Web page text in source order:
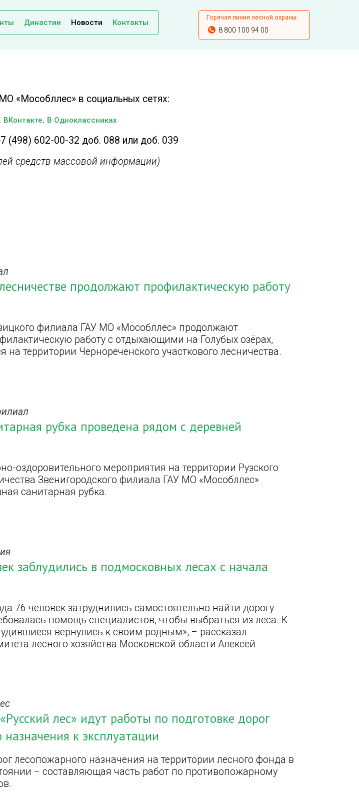
Династии Новости Контакты
Горячая линия лесной охраны:
8 800 100 94 00
«Мособллес» в социальных сетях:
ВКонтакте. В Одноклассниках
(498) 602-00-32 доб. 088 или доб. 039
средств массовой информации)
продолжают профилактическую работу
филиала ГАУ МО «Мособллес» продолжают
работу с отдыхающими на Голубых озёрах,
на территории Чернореченского участкового лесничества.
рубка проведена рядом с деревней
оздоровительного мероприятия на территории Рузского
Звенигородского филиала ГАУ МО «Мособллес»
санитарная рубка.
заблудились в подмосковных лесах с начала
76 человек затруднились самостоятельно найти дорогу
помощь специалистов, чтобы выбраться из леса. К
вернулись к своим родным», – рассказал
лесного хозяйства Московской области Алексей
лес» идут работы по подготовке дорог
к эксплуатации
лесопожарного назначения на территории лесного фонда в
– составляющая часть работ по противопожарному